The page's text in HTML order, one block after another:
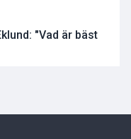
"Vad är bäst